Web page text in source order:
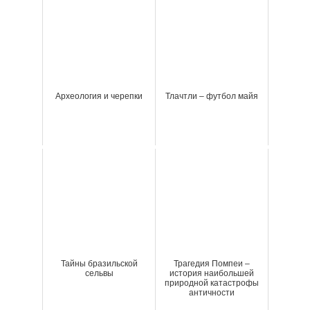
Археология и черепки Тлачтли – футбол майя
Тайны бразильской
сельвы
Трагедия Помпеи –
история наибольшей
природной катастрофы
античности